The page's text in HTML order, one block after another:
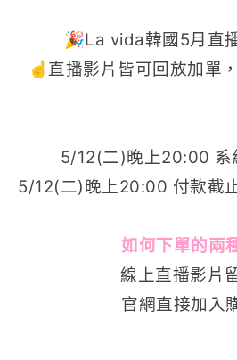
🎉La vida韓國5月直
☝️直播影片皆可回放加單
5/12(二)晚上20:00 系
5/12(二)晚上20:00 付款截
如何下單的兩
線上直播影片
官網直接加入